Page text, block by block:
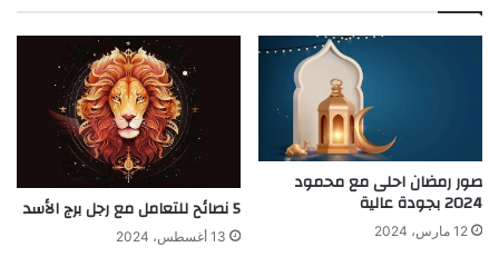
صور رمضان احلى مع محمود
2024 بجودة عالية
12 مارس، 2024
5 نصائح للتعامل مع رجل برج الأسد
13 أغسطس، 2024